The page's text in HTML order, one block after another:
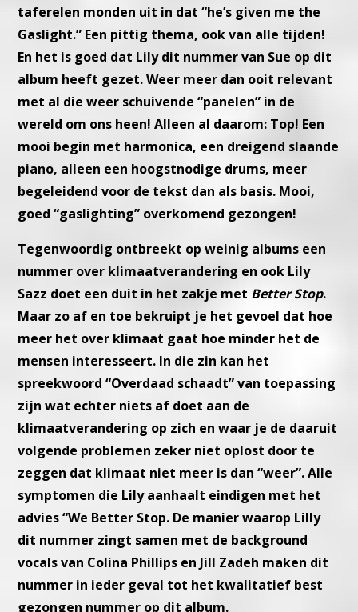
taferelen monden uit in dat “he’s given me the
Gaslight.” Een pittig thema, ook van alle tijden!
En het is goed dat Lily dit nummer van Sue op dit
album heeft gezet. Weer meer dan ooit relevant
met al die weer schuivende “panelen” in de
wereld om ons heen! Alleen al daarom: Top! Een
mooi begin met harmonica, een dreigend slaande
piano, alleen een hoogstnodige drums, meer
begeleidend voor de tekst dan als basis. Mooi,
goed “gaslighting” overkomend gezongen!
Tegenwoordig ontbreekt op weinig albums een
nummer over klimaatverandering en ook Lily
Sazz doet een duit in het zakje met BetterStop.
Maar zo af en toe bekruipt je het gevoel dat hoe
meer het over klimaat gaat hoe minder het de
mensen interesseert. In die zin kan het
spreekwoord “Overdaad schaadt” van toepassing
zijn wat echter niets af doet aan de
klimaatverandering op zich en waar je de daaruit
volgende problemen zeker niet oplost door te
zeggen dat klimaat niet meer is dan “weer”.Alle
symptomen die Lily aanhaalt eindigen met het
advies “We Better Stop. De manier waarop Lilly
dit nummer zingt samen met de background
vocals van Colina Phillips en Jill Zadeh maken dit
nummer in ieder geval tot het kwalitatief best
gezongen nummer op dit album.